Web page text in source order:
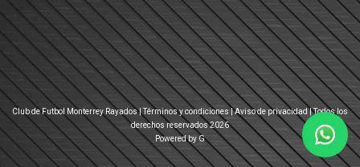
Club de Futbol Monterrey Rayados |Términos y condiciones |Aviso de privacidad | Todos los
derechos reservados 2026
Powered by G